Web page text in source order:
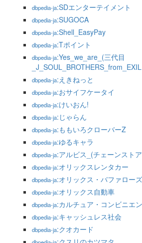
dbpedia-ja:SDエンターテイメント
dbpedia-ja:SUGOCA
dbpedia-ja:Shell_EasyPay
dbpedia-ja:Tポイント
dbpedia-ja:Yes_we_are_(三代目
dbpedia-ja:えきねっと
dbpedia-ja:おサイフケータイ
dbpedia-ja:けいおん!
dbpedia-ja:じゃらん
dbpedia-ja:ももいろクローバーZ
dbpedia-ja:ゆるキャラ
dbpedia-ja:アルビス_(チェーンスト
dbpedia-ja:オリックスレンタカー
dbpedia-ja:オリックス・バファローズ
dbpedia-ja:オリックス自動車
dbpedia-ja:カルチュア・コンビニエ
dbpedia-ja:キャッシュレス社会
dbpedia-ja:クオカード